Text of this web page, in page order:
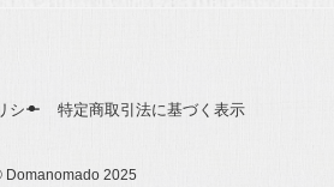
シー 特定商取引法に基づく表示
Domanomado 2025